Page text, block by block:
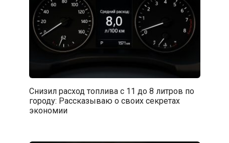
Снизил расход топлива с 11 до 8 литров по
городу: Рассказываю о своих секретах
экономии